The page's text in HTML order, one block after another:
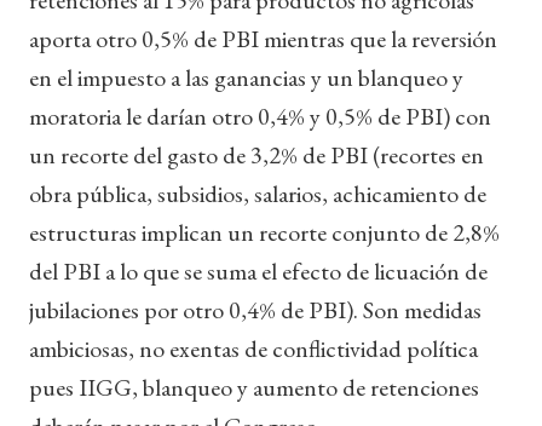
aporta otro 0,5% de PBI mientras que la reversión
en el impuesto a las ganancias y un blanqueo y
moratoria le darían otro 0,4% y 0,5% de PBI) con
un recorte del gasto de 3,2% de PBI (recortes en
obra pública, subsidios, salarios, achicamiento de
estructuras implican un recorte conjunto de 2,8%
del PBI a lo que se suma el efecto de licuación de
jubilaciones por otro 0,4% de PBI). Son medidas
ambiciosas, no exentas de conflictividad política
pues IIGG, blanqueo y aumento de retenciones